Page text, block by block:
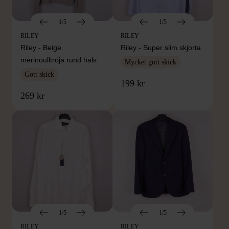
1/5
RILEY
Riley - Beige
merinoulltröja rund hals
Gott skick
269 kr
1/5
RILEY
Riley - Super slim skjorta
Mycket gott skick
199 kr
1/5
RILEY
1/5
RILEY